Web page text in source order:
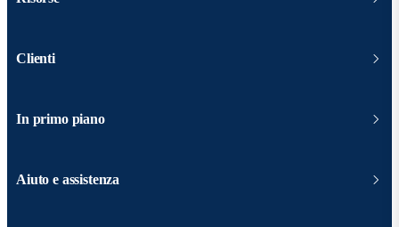
Clienti
In primo piano
Aiuto e assistenza